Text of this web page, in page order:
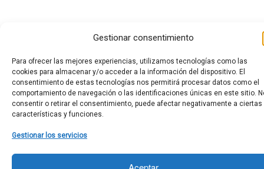
Gestionar consentimiento
Para ofrecer las mejores experiencias, utilizamos tecnologías como las
cookies para almacenar y/o acceder a la información del dispositivo. El
consentimiento de estas tecnologías nos permitirá procesar datos como el
comportamiento de navegación o las identificaciones únicas en este sitio.
consentir o retirar el consentimiento, puede afectar negativamente a ciertas
características y funciones.
Gestionar los servicios